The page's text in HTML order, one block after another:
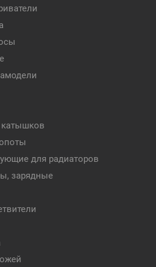
для радиаторов
зарядные